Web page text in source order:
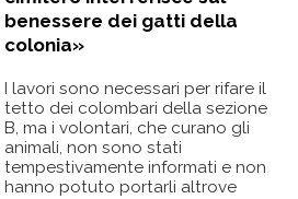
benessere dei gatti della
colonia»
I lavori sono necessari per rifare il
tetto dei colombari della sezione
B, ma i volontari, che curano gli
animali, non sono stati
tempestivamente informati e non
hanno potuto portarli altrove